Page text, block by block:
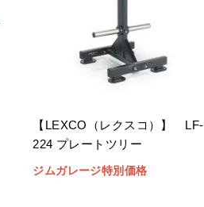
【LEXCO（レクスコ）】 LF-
224 プレートツリー
ジムガレージ特別価格